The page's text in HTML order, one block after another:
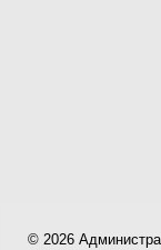
© 2026